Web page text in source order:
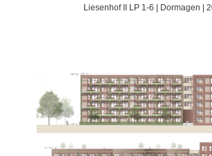
Liesenhof II LP 1-6 | Dormagen |